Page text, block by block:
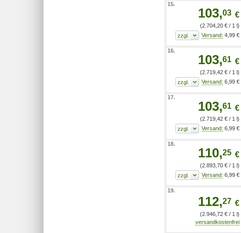
15.
103,03 €
(2.704,20 € / 1 l)
4,99 €
16.
103,61 €
(2.719,42 € / 1 l)
6,99 €
17.
103,61 €
(2.719,42 € / 1 l)
6,99 €
18.
110,25 €
(2.893,70 € / 1 l)
6,99 €
19.
112,27 €
(2.946,72 € / 1 l)